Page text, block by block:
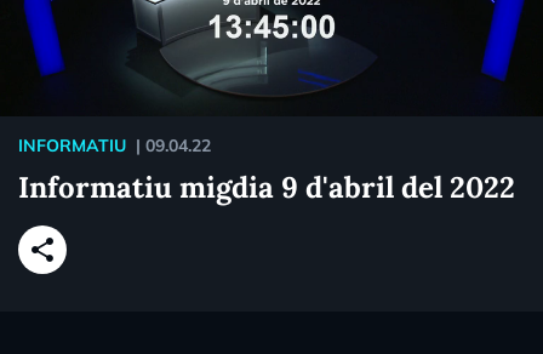
INFORMATIU | 09.04.22
Informatiu migdia 9 d'abril del 2022
share